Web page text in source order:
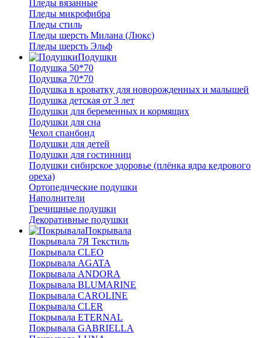
Пледы вязанные
Пледы микрофибра
Пледы стиль
Пледы шерсть Милана (Люкс)
Пледы шерсть Эльф
Подушки
Подушка 50*70
Подушка 70*70
Подушка в кроватку для новорожденных и малышей
Подушка детская от 3 лет
Подушки для беременных и кормящих
Подушки для сна
Чехол спанбонд
Подушки для детей
Подушки для гостинниц
Подушки сибирское здоровье (плёнка ядра кедрового
ореха)
Ортопедические подушки
Наполнители
Гречишные подушки
Декоративные подушки
Покрывала
Покрывала 7Я Текстиль
Покрывала CLEO
Покрывала AGATA
Покрывала ANDORA
Покрывала BLUMARINE
Покрывала CAROLINE
Покрывала CLER
Покрывала ETERNAL
Покрывала GABRIELLA